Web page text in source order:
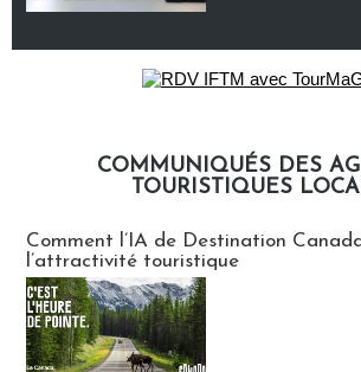
COMMUNIQUÉS DES
TOURISTIQUES
Comment l’IA de Destination
l’attractivité touristique